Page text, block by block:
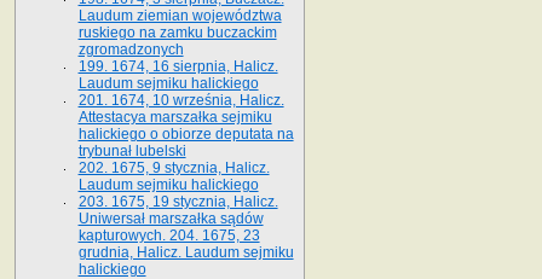
Laudum ziemian województwa
ruskiego na zamku buczackim
zgromadzonych
199. 1674, 16 sierpnia, Halicz.
Laudum sejmiku halickiego
201. 1674, 10 września, Halicz.
Attestacya marszałka sejmiku
halickiego o obiorze deputata na
trybunał lubelski
202. 1675, 9 stycznia, Halicz.
Laudum sejmiku halickiego
203. 1675, 19 stycznia, Halicz.
Uniwersał marszałka sądów
kapturowych. 204. 1675, 23
grudnia, Halicz. Laudum sejmiku
halickiego